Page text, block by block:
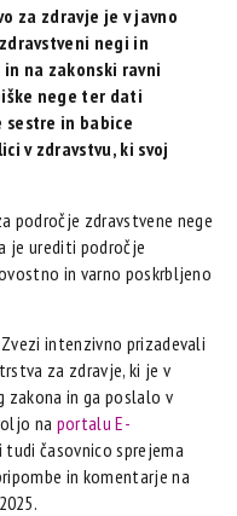
za zdravje je v javno
negi in
na zakonski ravni
nege ter dati
in babice
v zdravstvu, ki svoj
področje zdravstvene nege
je urediti področje
in varno poskrbljeno
intenzivno prizadevali
za zdravje, ki je v
zakona in ga poslalo v
na portalu E-
časovnico sprejema
in komentarje na